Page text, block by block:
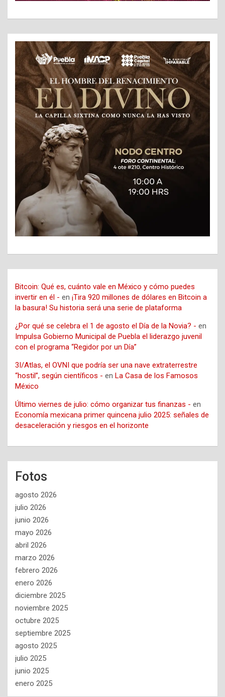
Bitcoin: Qué es, cuánto vale en México y cómo puedes
invertir en él - en ¡Tira 920 millones de dólares en Bitcoin a
la basura! Su historia será una serie de plataforma
¿Por qué se celebra el 1 de agosto el Día de la Novia? - en
Impulsa Gobierno Municipal de Puebla el liderazgo juvenil
con el programa “Regidor por un Día”
3I/Atlas, el OVNI que podría ser una nave extraterrestre
“hostil”, según científicos - en La Casa de los Famosos
México
Último viernes de julio: cómo organizar tus finanzas - en
Economía mexicana primer quincena julio 2025: señales de
desaceleración y riesgos en el horizonte
Fotos
agosto 2026
julio 2026
junio 2026
mayo 2026
abril 2026
marzo 2026
febrero 2026
enero 2026
diciembre 2025
noviembre 2025
octubre 2025
septiembre 2025
agosto 2025
julio 2025
junio 2025
enero 2025